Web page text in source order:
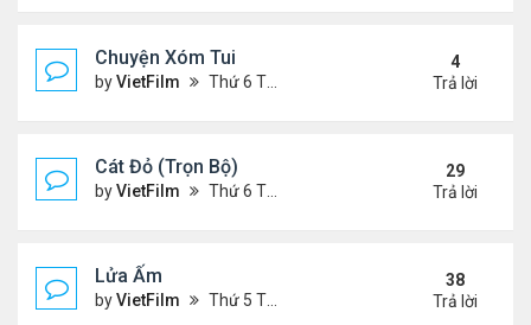
Chuyện Xóm Tui
byVietFilm Thứ 6 Tháng 11 06, 2020 4:47 pm
4
Trả lời
Cát Đỏ (Trọn Bộ)
byVietFilm Thứ 6 Tháng 11 06, 2020 2:02 pm
29
Trả lời
Lửa Ấm
byVietFilm Thứ 5 Tháng 11 05, 2020 11:33 pm
38
Trả lời